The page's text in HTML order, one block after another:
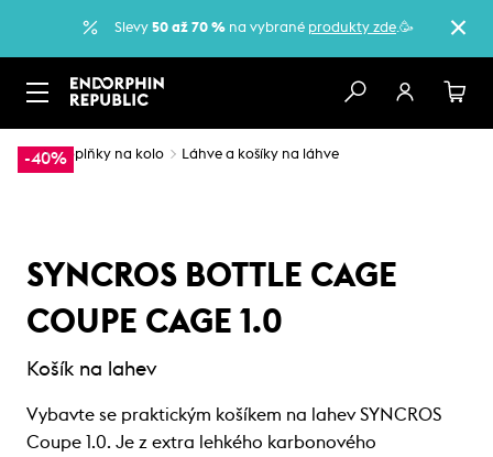
Slevy 50 až 70 % na vybrané produkty zde.🥳
-40%
… Doplňky na kolo Láhve a košíky na láhve
SYNCROS BOTTLE CAGE
COUPE CAGE 1.0
Košík na lahev
Vybavte se praktickým košíkem na lahev SYNCROS
Coupe 1.0. Je z extra lehkého karbonového